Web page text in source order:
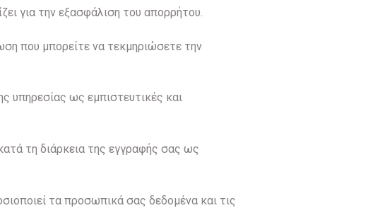
για την εξασφάλιση του απορρήτου.
που μπορείτε να τεκμηριώσετε την
υπηρεσίας ως εμπιστευτικές και
τη διάρκεια της εγγραφής σας ως
τα προσωπικά σας δεδομένα και τις